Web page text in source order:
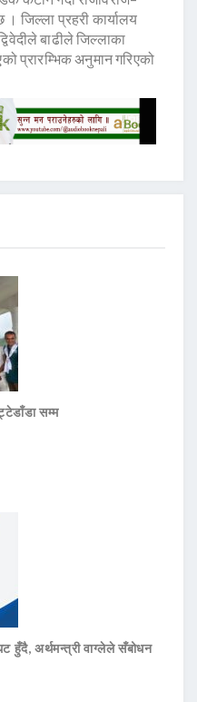
जिल्ला प्रहरी कार्यालय
बाढीले जिल्लाका
प्रारम्भिक अनुमान गरिएको
सम्म
हुँदै, अर्थमन्त्री वाग्लेले सँबोधन